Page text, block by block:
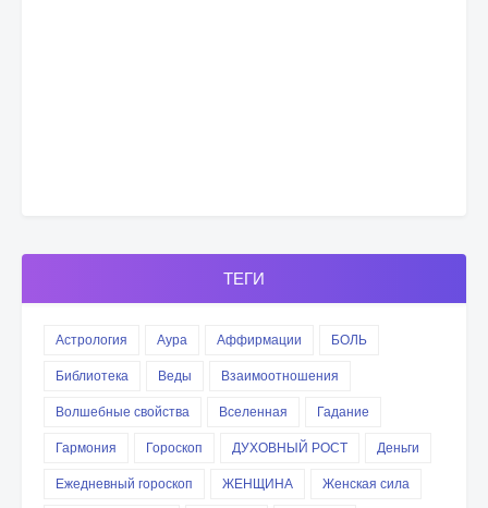
ТЕГИ
Астрология Аура Аффирмации
БОЛЬ
Библиотека
Веды
Взаимоотношения
Волшебные свойства
Вселенная
Гадание
Гармония
Гороскоп ДУХОВНЫЙ РОСТ
Деньги
Ежедневный гороскоп
ЖЕНЩИНА
Женская сила